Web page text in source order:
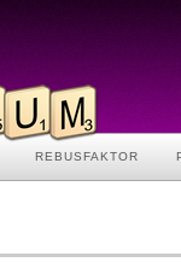
REBUSFAKTOR